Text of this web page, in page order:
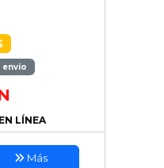
envío
LÍNEA
Más